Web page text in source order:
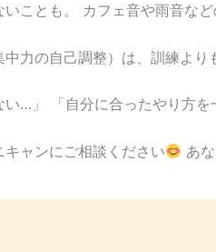
ことも。 カフェ音や雨音な
力の自己調整）は、訓練より
い…」 「自分に合ったやり方を
ャンにご相談ください あ